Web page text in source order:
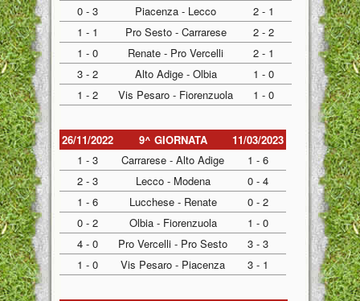
0 - 3
Piacenza - Lecco
2 - 1
1 - 1
Pro Sesto - Carrarese
2 - 2
1 - 0
Renate - Pro Vercelli
2 - 1
3 - 2
Alto Adige - Olbia
1 - 0
1 - 2
Vis Pesaro - Fiorenzuola 1 - 0
26/11/2022 9^ GIORNATA
11/03/2023
1 - 3
Carrarese - Alto Adige
1 - 6
2 - 3
Lecco - Modena
0 - 4
1 - 6
Lucchese - Renate
0 - 2
0 - 2
Olbia - Fiorenzuola
1 - 0
4 - 0
Pro Vercelli - Pro Sesto
3 - 3
1 - 0
Vis Pesaro - Piacenza 3 - 1